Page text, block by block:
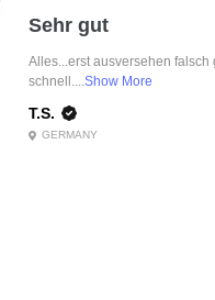
Sehr gut
Alles...erst ausversehen
schnell....Show More
T.S.
GERMANY